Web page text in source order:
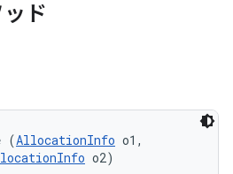
ド
(AllocationInfo o1,
o2)